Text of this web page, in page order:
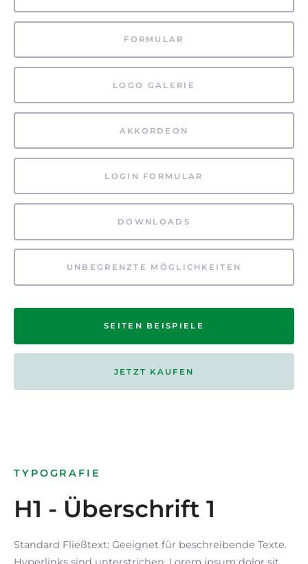
FORMULAR
LOGO GALERIE
AKKORDEON
LOGIN FORMULAR
DOWNLOADS
UNBEGRENZTE MÖGLICHKEITEN
SEITEN BEISPIELE
JETZT KAUFEN
TYPOGRAFIE
H1 - Überschrift 1
Standard Fließtext: Geeignet für beschreibende Texte.